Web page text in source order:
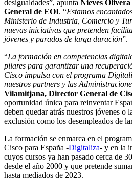
desigualdades”, apunta Nieves
General de EOI. “Estamos
Ministerio de Industria, Comercio y
nuevas iniciativas que pretenden
jóvenes y parados de larga duración”.
“La formación en competencias
pilares para garantizar una
Cisco impulsa con el programa
nuestros partners y las
Vilamitjana, Director General de
oportunidad única para reinventar
deben quedar atrás nuestros jóvenes o
exclusión como los desempleados de
La formación se enmarca en el
Cisco para España -Digitaliza- y en la
cuyos cursos ya han pasado cerca de
desde el año 2000 y que pretende
hasta mediados de 2023.